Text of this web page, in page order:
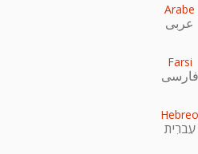
Arabe
عربى
Farsi
فارسی
Hebreo
עִברִית